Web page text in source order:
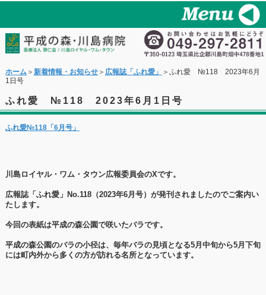
ホーム＞ 新着情報・お知らせ＞ 広報誌「ふれ愛」
＞ふれ愛 №118 2023年6月
1日号
ふれ愛 №118 2023年6月1日号
ふれ愛№118「6月号」
川島ロイヤル・ワム・タウン広報委員会のXです。
広報誌「ふれ愛」No.118（2023年6月号）が発刊されましたのでご案内い
たします。
今回の表紙は平成の森公園で咲いたバラです。
平成の森公園のバラの小径は、 毎年バラの見頃となる5月中旬から5月下旬
には町内外から多くの方が訪れる名所となっています。